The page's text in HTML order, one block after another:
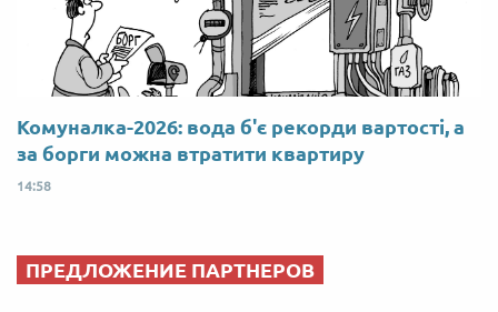
Комуналка-2026: вода б'є рекорди вартості, а
за борги можна втратити квартиру
14:58
ПРЕДЛОЖЕНИЕ ПАРТНЕРОВ